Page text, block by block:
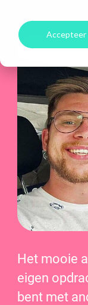
Accepteer
Het mooie
eigen
bent met